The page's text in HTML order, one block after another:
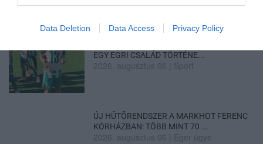
Data Deletion Data Access Privacy Policy
EGY EGRI CSALÁD TÖRTÉNE...
2026. augusztus 06 Sport
ÚJ HŰTŐRENDSZER A MARKHOT FERENC
KÓRHÁZBAN: TÖBB MINT 70 ...
2026. augusztus 06 Eger ügye